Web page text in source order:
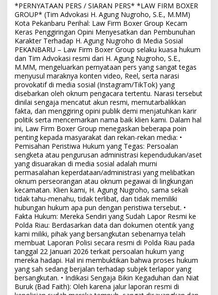
*PERNYATAAN PERS / SIARAN PERS* *LAW FIRM BOXER
GROUP* (Tim Advokasi H. Agung Nugroho, S.E., M.MM)
Kota Pekanbaru Perihal: Law Firm Boxer Group Kecam
Keras Penggiringan Opini Menyesatkan dan Pembunuhan
Karakter Terhadap H. Agung Nugroho di Media Sosial
PEKANBARU – Law Firm Boxer Group selaku kuasa hukum
dan Tim Advokasi resmi dari H. Agung Nugroho, S.E.,
M.MM, mengeluarkan pernyataan pers yang sangat tegas
menyusul maraknya konten video, Reel, serta narasi
provokatif di media sosial (Instagram/TikTok) yang
disebarkan oleh oknum pengacara tertentu. Narasi tersebut
dinilai sengaja mencatut akun resmi, memutarbalikkan
fakta, dan menggiring opini publik demi menjatuhkan karir
politik serta mencemarkan nama baik klien kami. Dalam hal
ini, Law Firm Boxer Group menegaskan beberapa poin
penting kepada masyarakat dan rekan-rekan media: •
Pemisahan Peristiwa Hukum yang Tegas: Persoalan
sengketa atau pengurusan administrasi kependudukan/aset
yang disuarakan di media sosial adalah murni
permasalahan keperdataan/administrasi yang melibatkan
oknum perseorangan atau oknum pegawai di lingkungan
kecamatan. Klien kami, H. Agung Nugroho, sama sekali
tidak tahu-menahu, tidak terlibat, dan tidak memiliki
hubungan hukum apa pun dengan peristiwa tersebut. •
Fakta Hukum: Mereka Sendiri yang Sudah Lapor Resmi ke
Polda Riau: Berdasarkan data dan dokumen otentik yang
kami miliki, pihak yang bersangkutan sebenarnya telah
membuat Laporan Polisi secara resmi di Polda Riau pada
tanggal 22 Januari 2026 terkait persoalan hukum yang
mereka hadapi. Hal ini membuktikan bahwa proses hukum
yang sah sedang berjalan terhadap subjek terlapor yang
bersangkutan. • Indikasi Sengaja Bikin Kegaduhan dan Niat
Buruk (Bad Faith): Oleh karena jalur laporan resmi di